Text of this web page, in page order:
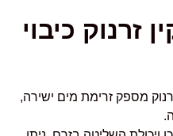
זרנוק כיבוי
מספק זרימת מים ישירה,